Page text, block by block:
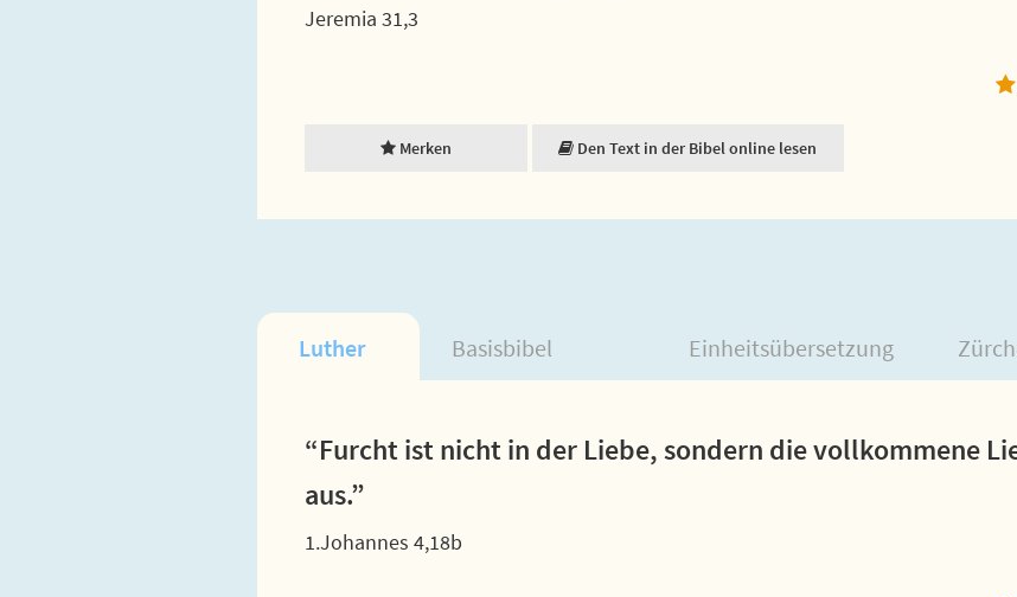
Jeremia 31,3
Merken Den Text in der Bibel online lesen
Luther Basisbibel Einheitsübersetzung
“Furcht ist nicht in der Liebe, sondern die vollkommene
aus.”
1.Johannes 4,18b